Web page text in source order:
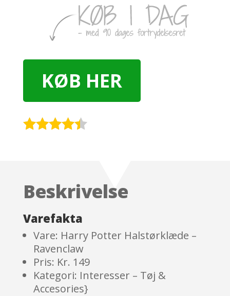
KØB HER
ratings
Beskrivelse
Varefakta
Vare: Harry Potter Halstørklæde –
Ravenclaw
Pris: Kr. 149
Kategori: Interesser – Tøj &
Accesories}